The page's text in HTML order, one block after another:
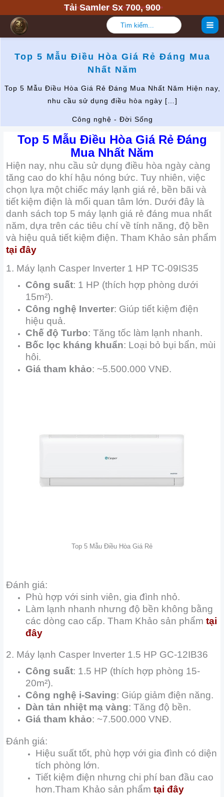
tới
dung
Tải Samler Sx 700, 900
kiếm:
Top 5 Mẫu Điều Hòa Giá Rẻ Đáng Mua
Nhất Năm
Top 5 Mẫu Điều Hòa Giá Rẻ Đáng Mua Nhất Năm Hiện nay,
nhu cầu sử dụng điều hòa ngày […]
Công nghệ - Đời Sống
Top 5 Mẫu Điều Hòa Giá Rẻ Đáng
Mua Nhất Năm
Hiện nay, nhu cầu sử dụng điều hòa ngày càng
tăng cao do khí hậu nóng bức. Tuy nhiên, việc
chọn lựa một chiếc máy lạnh giá rẻ, bền bãi và
tiết kiệm điện là mối quan tâm lớn. Dưới đây là
danh sách top 5 máy lạnh giá rẻ đáng mua nhất
năm, dựa trên các tiêu chí về tính năng, độ bền
và hiệu quả tiết kiệm điện. Tham Khảo sản phẩm
tại đây
1. Máy lạnh Casper Inverter 1 HP TC-09IS35
Công suất: 1 HP (thích hợp phòng dưới
15m²).
Công nghệ Inverter: Giúp tiết kiệm điện
hiệu quả.
Chế độ Turbo: Tăng tốc làm lạnh nhanh.
Bốc lọc kháng khuẩn: Loại bỏ bụi bẩn, mùi
hôi.
Giá tham khảo: ~5.500.000 VNĐ.
Top 5 Mẫu Điều Hòa Giá Rẻ
Đánh giá:
Phù hợp với sinh viên, gia đình nhỏ.
Làm lạnh nhanh nhưng độ bền không bằng
các dòng cao cấp. Tham Khảo sản phẩmtại
đây
2. Máy lạnh Casper Inverter 1.5 HP GC-12IB36
Công suất: 1.5 HP (thích hợp phòng 15-
20m²).
Công nghệ i-Saving: Giúp giảm điện năng.
Dàn tản nhiệt mạ vàng: Tăng độ bền.
Giá tham khảo: ~7.500.000 VNĐ.
Đánh giá:
Hiệu suất tốt, phù hợp với gia đình có diện
tích phòng lớn.
Tiết kiệm điện nhưng chi phí ban đầu cao
hơn.Tham Khảo sản phẩm tại đây